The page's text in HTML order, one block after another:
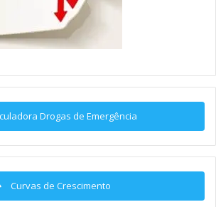
Drogas de Emergência
Curvas de Crescimento